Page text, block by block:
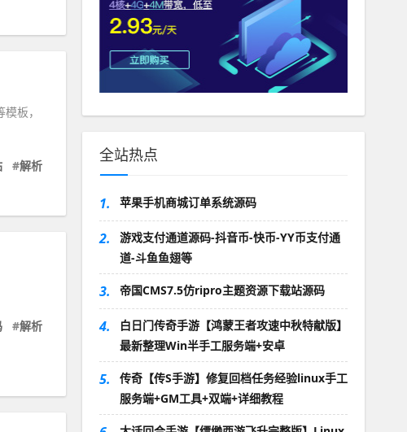
板，
#解析
#解析
全站热点
1. 苹果手机商城订单系统源码
2.
游戏支付通道源码-抖音币-快币-YY币支付通
道-斗鱼鱼翅等
3. 帝国CMS7.5仿ripro主题资源下载站源码
4.
白日门传奇手游【鸿蒙王者攻速中秋特献版】
最新整理Win半手工服务端+安卓
5.
传奇【传S手游】修复回档任务经验linux手工
服务端+GM工具+双端+详细教程